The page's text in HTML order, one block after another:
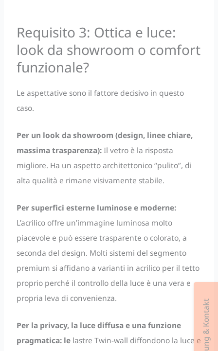
Requisito 3: Ottica e luce:
look da showroom o comfort
funzionale?
Le aspettative sono il fattore decisivo in questo
caso.
Per un look da showroom (design, linee chiare,
massima trasparenza):Il vetro è la risposta
migliore. Ha un aspetto architettonico “pulito”, di
alta qualità e rimane visivamente stabile.
Per superfici esterne luminose e moderne:
L’acrilico offre un’immagine luminosa molto
piacevole e può essere trasparente o colorato, a
seconda del design. Molti sistemi del segmento
premium si affidano a varianti in acrilico per il tetto
proprio perché il controllo della luce è una vera e
propria leva di convenienza.
Per la privacy, la luce diffusa e una funzione
pragmatica: lelastre Twin-wall diffondono la luce e Beratung & Kontakt